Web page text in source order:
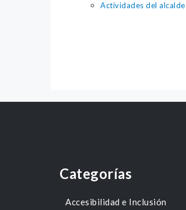
Actividades del
Categorías
Accesibilidad e Inclusión